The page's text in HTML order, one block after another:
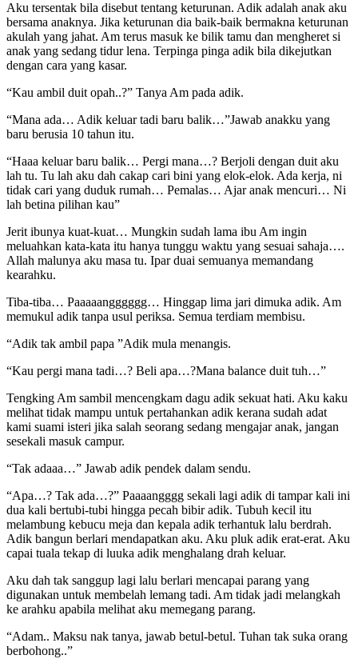
Aku tersentak bila disebut tentang keturunan. Adik adalah anak aku
bersama anaknya. Jika keturunan dia baik-baik bermakna keturunan
akulah yang jahat. Am terus masuk ke bilik tamu dan mengheret si
anak yang sedang tidur lena. Terpinga pinga adik bila dikejutkan
dengan cara yang kasar.
“Kau ambil duit opah..?” Tanya Am pada adik.
“Mana ada… Adik keluar tadi baru balik…”Jawab anakku yang
baru berusia 10 tahun itu.
“Haaa keluar baru balik… Pergi mana…? Berjoli dengan duit aku
lah tu. Tu lah aku dah cakap cari bini yang elok-elok. Ada kerja, ni
tidak cari yang duduk rumah… Pemalas… Ajar anak mencuri… Ni
lah betina pilihan kau”
Jerit ibunya kuat-kuat… Mungkin sudah lama ibu Am ingin
meluahkan kata-kata itu hanya tunggu waktu yang sesuai sahaja….
Allah malunya aku masa tu. Ipar duai semuanya memandang
kearahku.
Tiba-tiba… Paaaaangggggg… Hinggap lima jari dimuka adik. Am
memukul adik tanpa usul periksa. Semua terdiam membisu.
“Adik tak ambil papa ”Adik mula menangis.
“Kau pergi mana tadi…? Beli apa…?Mana balance duit tuh…”
Tengking Am sambil mencengkam dagu adik sekuat hati. Aku kaku
melihat tidak mampu untuk pertahankan adik kerana sudah adat
kami suami isteri jika salah seorang sedang mengajar anak, jangan
sesekali masuk campur.
“Tak adaaa…” Jawab adik pendek dalam sendu.
“Apa…? Tak ada…?” Paaaangggg sekali lagi adik di tampar kali ini
dua kali bertubi-tubi hingga pecah bibir adik. Tubuh kecil itu
melambung kebucu meja dan kepala adik terhantuk lalu berdrah.
Adik bangun berlari mendapatkan aku. Aku pluk adik erat-erat. Aku
capai tuala tekap di luuka adik menghalang drah keluar.
Aku dah tak sanggup lagi lalu berlari mencapai parang yang
digunakan untuk membelah lemang tadi. Am tidak jadi melangkah
ke arahku apabila melihat aku memegang parang.
“Adam.. Maksu nak tanya, jawab betul-betul. Tuhan tak suka orang
berbohong..”